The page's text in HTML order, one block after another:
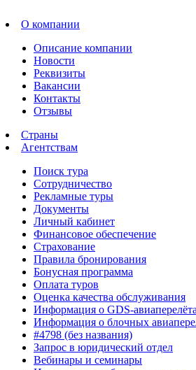
О компании
Описание компании
Новости
Реквизиты
Вакансии
Контакты
Отзывы
Страны
Агентствам
Поиск тура
Сотрудничество
Рекламные туры
Документы
Личный кабинет
Финансовое обеспечение
Страхование
Правила бронирования
Бонусная программа
Оплата туров
Оценка качества обслуживания
Информация о GDS-
Информация о блочных
#4798 (без названия)
Запрос в юридический отдел
Вебинары и семинары